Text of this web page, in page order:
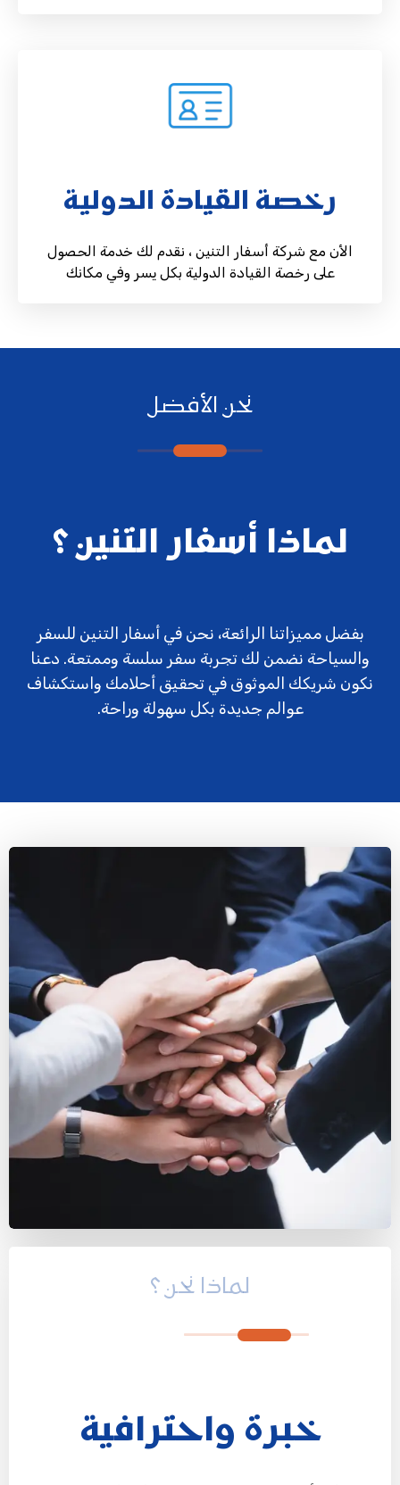
رخصة القيادة الدولية
الأن مع شركة أسفار التنين ، نقدم لك خدمة الحصول
على رخصة القيادة الدولية بكل يسر وفي مكانك
نحن الأفضل
لماذا أسفار التنين ؟
بفضل مميزاتنا الرائعة، نحن في أسفار التنين للسفر
والسياحة نضمن لك تجربة سفر سلسة وممتعة. دعنا
نكون شريكك الموثوق في تحقيق أحلامك واستكشاف
عوالم جديدة بكل سهولة وراحة.
لماذا نحن ؟
خبرة واحترافية